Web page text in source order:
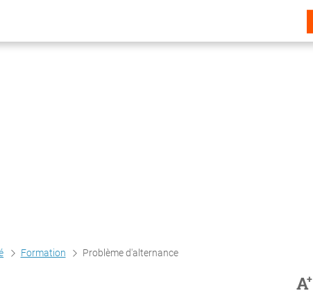
Formation Problème d'alternance
A+